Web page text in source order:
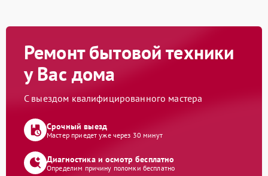
Ремонт бытовой техники
у Вас дома
С выездом квалифицированного мастера
Срочный выезд
Мастер приедет уже через 30 минут
Диагностика и осмотр бесплатно
Определим причину поломки бесплатно